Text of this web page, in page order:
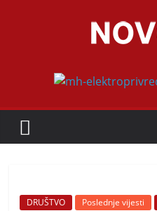
Plus
P
t
DRUŠTVO Poslednje vijesti